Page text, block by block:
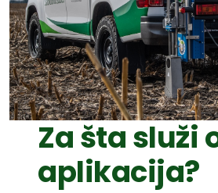
Za šta služi
aplikacija?